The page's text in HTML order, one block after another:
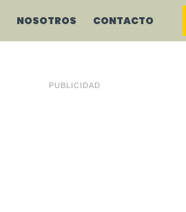
NOSOTROS CONTACTO
PUBLICIDAD